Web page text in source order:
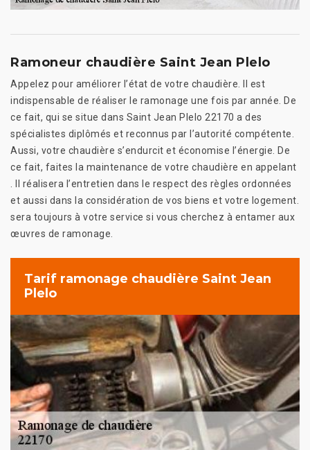
Ramoneur chaudière Saint Jean Plelo
Appelez pour améliorer l’état de votre chaudière. Il est
indispensable de réaliser le ramonage une fois par année. De
ce fait, qui se situe dans Saint Jean Plelo 22170 a des
spécialistes diplômés et reconnus par l’autorité compétente.
Aussi, votre chaudière s’endurcit et économise l’énergie. De
ce fait, faites la maintenance de votre chaudière en appelant
. Il réalisera l’entretien dans le respect des règles ordonnées
et aussi dans la considération de vos biens et votre logement.
sera toujours à votre service si vous cherchez à entamer aux
œuvres de ramonage.
Tarif ramonage chaudière Saint Jean
Plelo